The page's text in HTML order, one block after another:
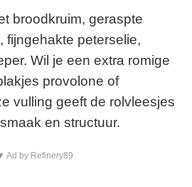
broodkruim, geraspte
fijngehakte peterselie,
Wil je een extra romige
provolone of
vulling geeft de rolvleesjes
en structuur.
Ad by Refinery89